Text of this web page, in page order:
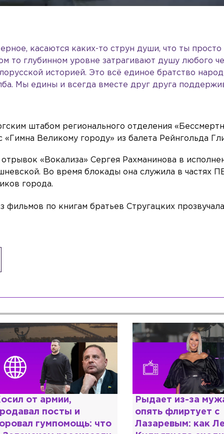
касаются каких-то струн души, что ты просто
то глубинном уровне затрагивают душу любого
историей. Это всё единое братство
Мы едины и всегда вместе друг друга
штабом регионального отделения
«Гимна Великому городу» из балета Рейнгольда
«Вокализа» Сергея Рахманинова в
Во время блокады она служила в частях
города.
фильмов по книгам братьев Стругацких
из-за мужа, но
флиртует с
как Лера
Комиссар
любовь к
шокирующая